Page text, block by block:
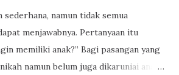
sederhana, namun tidak semua
menjawabnya. Pertanyaan itu
memiliki anak?” Bagi pasangan yang
namun belum juga dikaruniai anak,